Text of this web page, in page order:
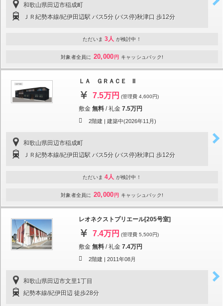
和歌山県田辺市稲成町
ＪＲ紀勢本線/紀伊田辺駅 バス5分 (バス停)秋津口 歩12分
ただいま 3人 が検討中！
対象者全員に 20,000 円 キャッシュバック!
ＬＡ ＧＲＡＣＥ II
7.5万円 (管理費 4,600円)
敷金 無料 /礼金 7.5万円
2階建 | 建築中(2026年11月)
和歌山県田辺市稲成町
ＪＲ紀勢本線/紀伊田辺駅 バス5分 (バス停)秋津口 歩12分
ただいま 4人 が検討中！
対象者全員に 20,000 円 キャッシュバック!
レオネクストプリエール[205号室]
7.4万円 (管理費 5,500円)
敷金 無料 /礼金 7.4万円
2階建 | 2011年08月
和歌山県田辺市文里1丁目
紀勢本線/紀伊田辺 徒歩28分